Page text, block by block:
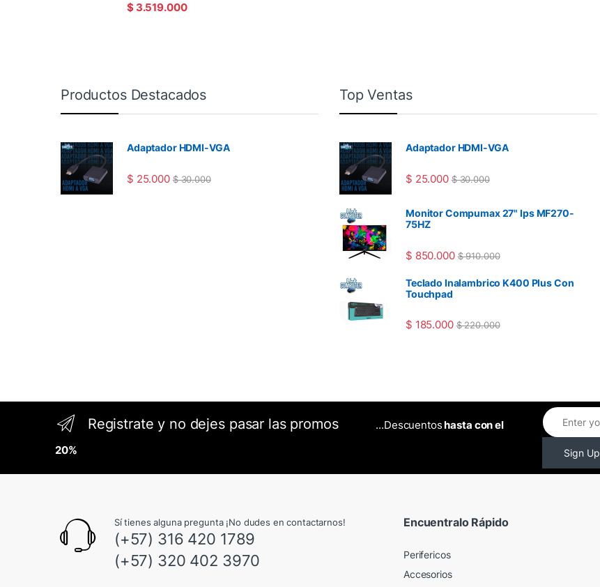
$3.519.000
Productos Destacados
Adaptador HDMI-VGA
$ 25.000 $30.000
Top Ventas
Adaptador HDMI-VGA
$ 25.000 $30.000
Monitor Compumax 27" Ips MF270-
75HZ
$ 850.000 $910.000
Teclado Inalambrico K400 Plus Con
Touchpad
$ 185.000 $220.000
Registrate y no dejes pasar las promos ...Descuentoshasta con el
20%
Sign Up
Sí tienes alguna pregunta ¡No dudes en contactarnos!
(+57) 316 420 1789
(+57) 320 402 3970
Encuentralo Rápido
Perifericos
Accesorios